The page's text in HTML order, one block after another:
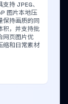
持 JPEG、
图片本地压
保持画质的同
积，并支持批
网页图片优
缩和日常素材